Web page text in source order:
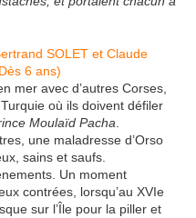
mer avec d’autres Corses,
où ils doivent défiler
Moulaïd Pacha
une maladresse d’Orso
sains et saufs.
Un moment
contrées, lorsqu’au XVIe
sur l’Île pour la piller et